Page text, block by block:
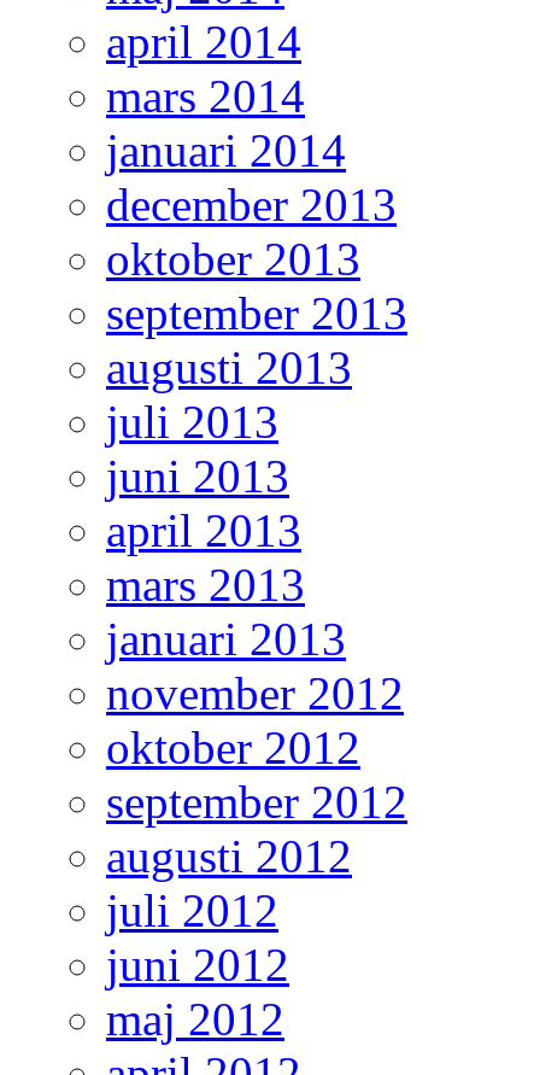
april 2014
mars 2014
januari 2014
december 2013
oktober 2013
september 2013
augusti 2013
juli 2013
juni 2013
april 2013
mars 2013
januari 2013
november 2012
oktober 2012
september 2012
augusti 2012
juli 2012
juni 2012
maj 2012